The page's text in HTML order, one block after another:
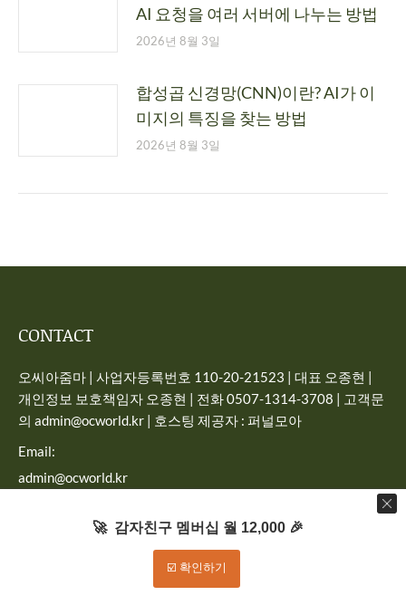
AI 요청을 여러 서버에 나누는 방법
2026년 8월 3일
합성곱 신경망(CNN)이란? AI가 이
미지의 특징을 찾는 방법
2026년 8월 3일
CONTACT
오씨아줌마 | 사업자등록번호 110-20-21523 | 대표 오종현 |
개인정보 보호책임자 오종현 | 전화 0507-1314-3708 | 고객문
의 admin@ocworld.kr | 호스팅 제공자 : 퍼널모아
Email:
admin@ocworld.kr
Dream-Theme — truly premium WordPress themes
🚀 감자친구 멤버십 월 12,000 🎉
☑️ 확인하기